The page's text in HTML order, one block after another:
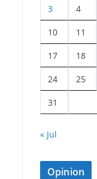
3 4
10 11
17 18
24 25
31
« Jul
Opinion